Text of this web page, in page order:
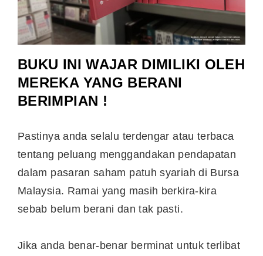
BUKU INI WAJAR DIMILIKI OLEH
MEREKA YANG BERANI
BERIMPIAN !
Pastinya anda selalu terdengar atau terbaca
tentang peluang menggandakan pendapatan
dalam pasaran saham patuh syariah di Bursa
Malaysia. Ramai yang masih berkira-kira
sebab belum berani dan tak pasti.
Jika anda benar-benar berminat untuk terlibat